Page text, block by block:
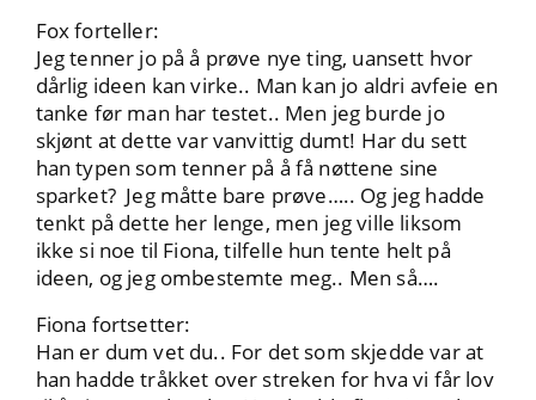
Fox forteller:
Jeg tenner jo på å prøve nye ting, uansett hvor
dårlig ideen kan virke.. Man kan jo aldri avfeie en
tanke før man har testet.. Men jeg burde jo
skjønt at dette var vanvittig dumt! Har du sett
han typen som tenner på å få nøttene sine
sparket? Jeg måtte bare prøve….. Og jeg hadde
tenkt på dette her lenge, men jeg ville liksom
ikke si noe til Fiona, tilfelle hun tente helt på
ideen, og jeg ombestemte meg.. Men så….
Fiona fortsetter:
Han er dum vet du.. For det som skjedde var at
han hadde tråkket over streken for hva vi får lov